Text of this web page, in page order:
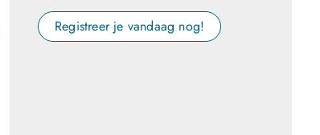
Registreer je vandaag nog!